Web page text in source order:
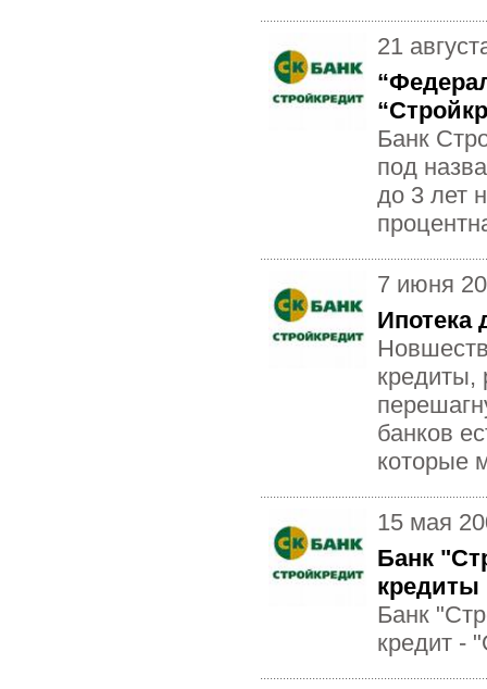
21
Банк
под
до 3 лет
7 июня
Ипотека
кредиты,
банков
которые
15 мая
Банк
кредиты
Банк
кредит -